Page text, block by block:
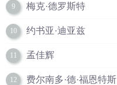
9 梅克·德罗斯特
10 约书亚·迪亚兹
11 孟佳辉
12 费尔南多·德·福恩特斯